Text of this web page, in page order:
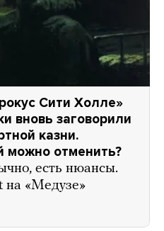
Сити Холле»
вновь заговорили
казни.
можно отменить?
есть нюансы.
на «Медузе»